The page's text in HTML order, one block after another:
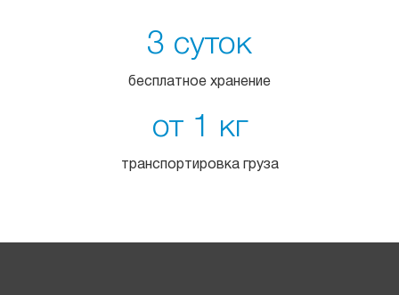
3 суток
бесплатное хранение
от 1 кг
транспортировка груза